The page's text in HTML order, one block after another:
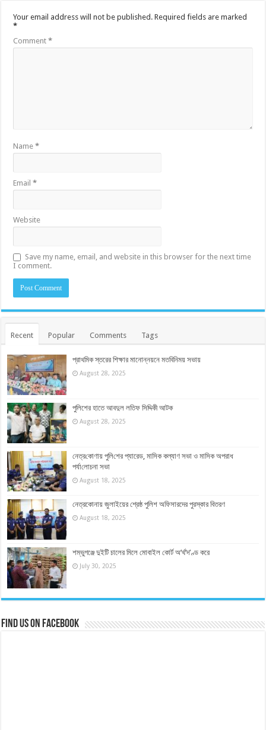
Your email address will not be published. Required fields are marked
*
Comment*
Name*
Email*
Website
Save my name, email, and website in this browser for the next time
I comment.
Recent Popular Comments Tags
প্রাথমিক স্তরের শিক্ষার মানোন্নয়নে মতবিনিময় সভায়
August 28, 2025
পুলিশের হাতে আবদুল লতিফ সিদ্দিকী আটক
August 28, 2025
নেত্র‌কোণায় পু‌লি‌শের প্যারেড, মাসিক কল্যাণ সভা ও মাসিক অপরাধ
পর্যা‌লোচনা সভা
August 18, 2025
নেত্রকোনায় জুলাইয়ের শ্রেষ্ঠ পুলিশ অফিসারদের পুরস্কার বিতরণ
August 18, 2025
শম্ভুগঞ্জে দুইটি চালের মিলে মোবাইল কোর্ট অ’র্থ’দ’ণ্ড করে
July 30, 2025
Find us on Facebook